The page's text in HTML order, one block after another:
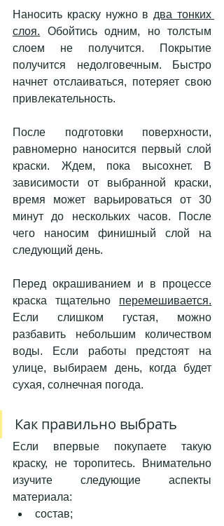
Наносить краску нужно в два тонких
слоя. Обойтись одним, но толстым
слоем не получится. Покрытие
получится недолговечным. Быстро
начнет отслаиваться, потеряет свою
привлекательность.
После подготовки поверхности,
равномерно наносится первый слой
краски. Ждем, пока высохнет. В
зависимости от выбранной краски,
время может варьироваться от 30
минут до нескольких часов. После
чего наносим финишный слой на
следующий день.
Перед окрашиванием и в процессе
краска тщательно перемешивается.
Если слишком густая, можно
разбавить небольшим количеством
воды. Если работы предстоят на
улице, выбираем день, когда будет
сухая, солнечная погода.
Как правильно выбрать
Если впервые покупаете такую
краску, не торопитесь. Внимательно
изучите следующие аспекты
материала:
состав;